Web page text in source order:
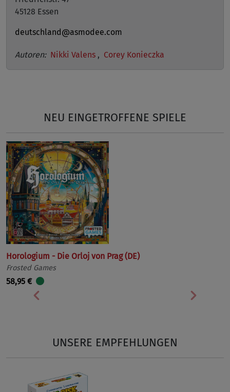
45128 Essen
deutschland@asmodee.com
Autoren: Nikki Valens , Corey Konieczka
NEU EINGETROFFENE SPIELE
Horologium - Die Orloj von Prag (DE)
Frosted Games
58,95 €
Vorherige
UNSERE EMPFEHLUNGEN